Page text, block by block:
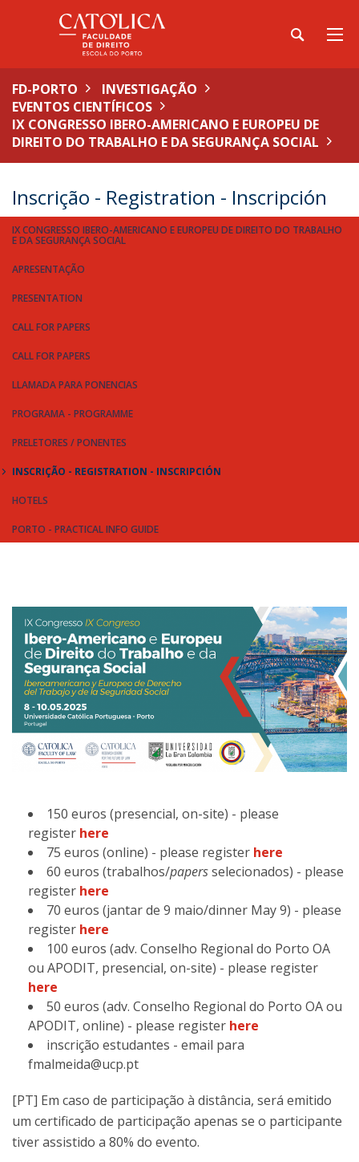
FD-PORTO
INVESTIGAÇÃO
EVENTOS CIENTÍFICOS
IX CONGRESSO IBERO-AMERICANO E EUROPEU DE
DIREITO DO TRABALHO E DA SEGURANÇA SOCIAL
Inscrição - Registration - Inscripción
IX CONGRESSO IBERO-AMERICANO E EUROPEU DE DIREITO DO TRABALHO
E DA SEGURANÇA SOCIAL
APRESENTAÇÃO
PRESENTATION
CALL FOR PAPERS
CALL FOR PAPERS
LLAMADA PARA PONENCIAS
PROGRAMA - PROGRAMME
PRELETORES / PONENTES
INSCRIÇÃO - REGISTRATION - INSCRIPCIÓN
HOTELS
PORTO - PRACTICAL INFO GUIDE
150 euros (presencial, on-site) - please
register here
75 euros (online) - please register here
60 euros (trabalhos/papersselecionados) - please
register here
70 euros (jantar de 9 maio/dinner May 9) - please
register here
100 euros (adv. Conselho Regional do Porto OA
ou APODIT, presencial, on-site) - please register
here
50 euros (adv. Conselho Regional do Porto OA ou
APODIT, online) - please register here
inscrição estudantes - email para
fmalmeida@ucp.pt
[PT] Em caso de participação à distância, será emitido
um certificado de participação apenas se o participante
tiver assistido a 80% do evento.